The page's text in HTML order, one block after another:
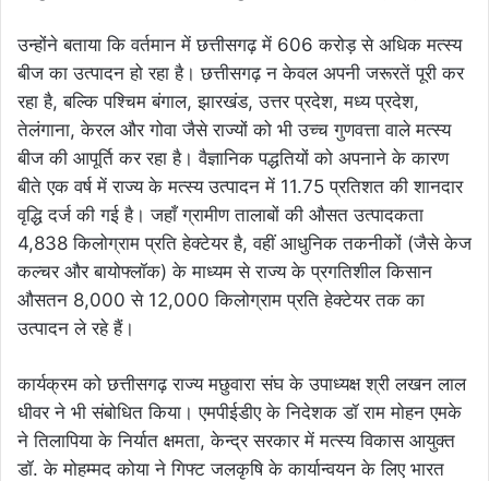
उन्होंने बताया कि वर्तमान में छत्तीसगढ़ में 606 करोड़ से अधिक मत्स्य
बीज का उत्पादन हो रहा है। छत्तीसगढ़ न केवल अपनी जरूरतें पूरी कर
रहा है, बल्कि पश्चिम बंगाल, झारखंड, उत्तर प्रदेश, मध्य प्रदेश,
तेलंगाना, केरल और गोवा जैसे राज्यों को भी उच्च गुणवत्ता वाले मत्स्य
बीज की आपूर्ति कर रहा है। वैज्ञानिक पद्धतियों को अपनाने के कारण
बीते एक वर्ष में राज्य के मत्स्य उत्पादन में 11.75 प्रतिशत की शानदार
वृद्धि दर्ज की गई है। जहाँ ग्रामीण तालाबों की औसत उत्पादकता
4,838 किलोग्राम प्रति हेक्टेयर है, वहीं आधुनिक तकनीकों (जैसे केज
कल्चर और बायोफ्लॉक) के माध्यम से राज्य के प्रगतिशील किसान
औसतन 8,000 से 12,000 किलोग्राम प्रति हेक्टेयर तक का
उत्पादन ले रहे हैं।
कार्यक्रम को छत्तीसगढ़ राज्य मछुवारा संघ के उपाध्यक्ष श्री लखन लाल
धीवर ने भी संबोधित किया। एमपीईडीए के निदेशक डॉ राम मोहन एमके
ने तिलापिया के निर्यात क्षमता, केन्द्र सरकार में मत्स्य विकास आयुक्त
डॉ. के मोहम्मद कोया ने गिफ्ट जलकृषि के कार्यान्वयन के लिए भारत